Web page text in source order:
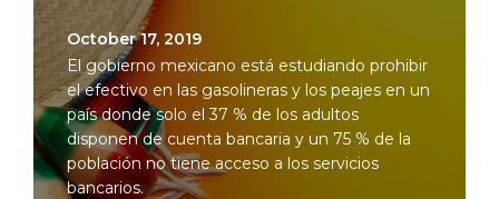
October 17, 2019
El gobierno mexicano está estudiando prohibir
el efectivo en las gasolineras y los peajes en un
país donde solo el 37 % de los adultos
disponen de cuenta bancaria y un 75 % de la
población no tiene acceso a los servicios
bancarios.